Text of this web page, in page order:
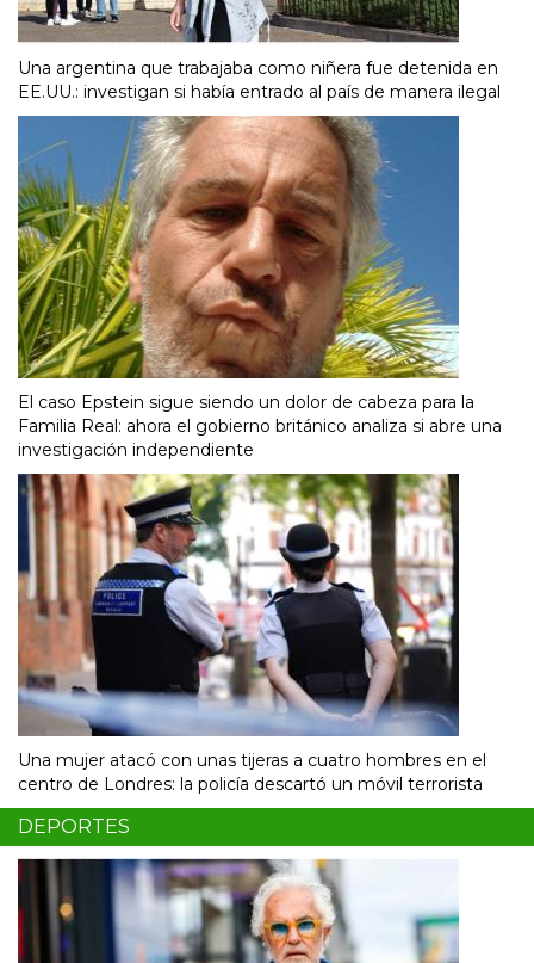
Una argentina que trabajaba como niñera fue detenida en
EE.UU.: investigan si había entrado al país de manera ilegal
El caso Epstein sigue siendo un dolor de cabeza para la
Familia Real: ahora el gobierno británico analiza si abre una
investigación independiente
Una mujer atacó con unas tijeras a cuatro hombres en el
centro de Londres: la policía descartó un móvil terrorista
DEPORTES